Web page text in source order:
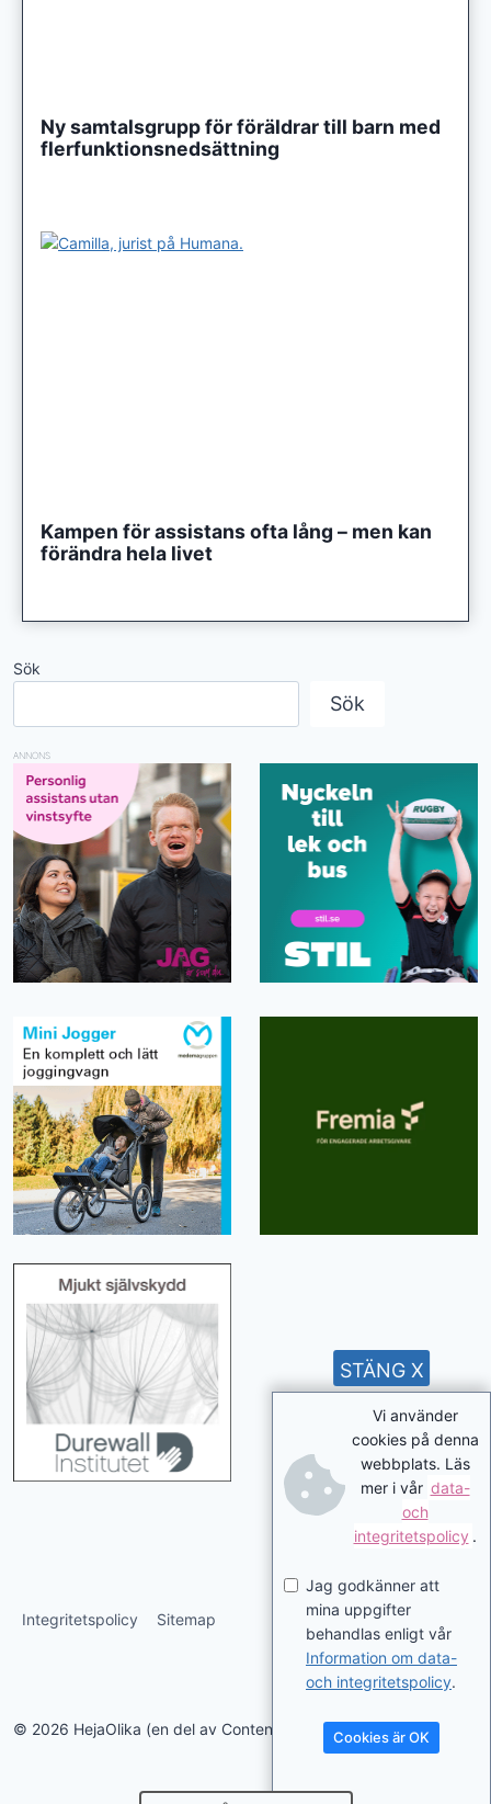
Ny samtalsgrupp för föräldrar till barn med
flerfunktionsnedsättning
Kampen för assistans ofta lång – men kan
förändra hela livet
Sök
Sök
ANNONS
Integritetspolicy Sitemap
© 2026 HejaOlika (en del av Contentverkstan.se)
Vi använder
cookies på denna
webbplats. Läs
mer i vår data-
och
integritetspolicy .
Jag godkänner att
mina uppgifter
behandlas enligt vår
Information om data-
och integritetspolicy.
Cookies är OK
STÄNG X